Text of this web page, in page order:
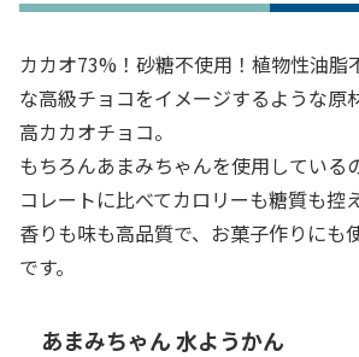
カカオ73%！砂糖不使用！植物性油脂
な高級チョコをイメージするような原
高カカオチョコ。
もちろんあまみちゃんを使用している
コレートに比べてカロリーも糖質も控
香りも味も高品質で、お菓子作りにも
です。
あまみちゃん 水ようかん